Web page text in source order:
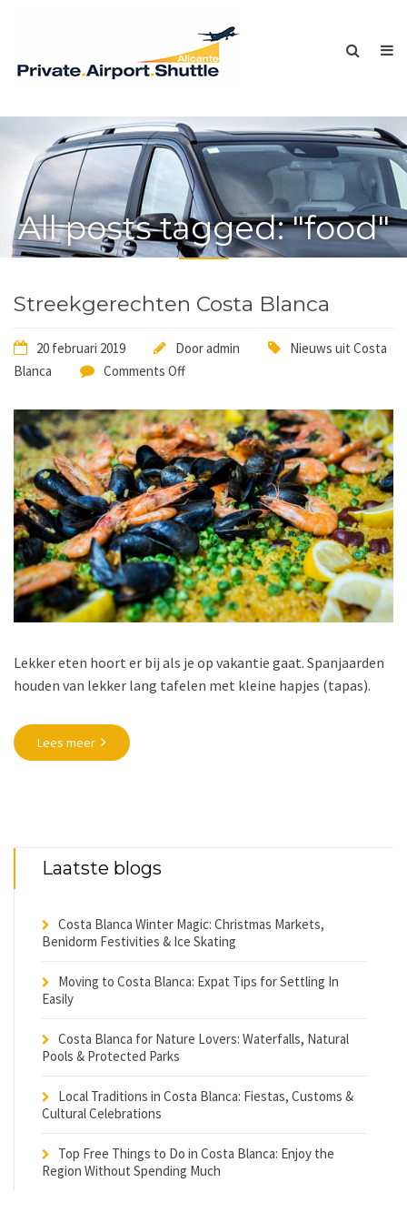
All posts tagged: "food"
Streekgerechten Costa Blanca
20 februari 2019 Dooradmin
Nieuws uit Costa
Blanca
Comments Off
Lekker eten hoort er bij als je op vakantie gaat. Spanjaarden
houden van lekker lang tafelen met kleine hapjes (tapas).
Lees meer
Laatste blogs
Costa Blanca Winter Magic: Christmas Markets,
Benidorm Festivities & Ice Skating
Moving to Costa Blanca: Expat Tips for Settling In
Easily
Costa Blanca for Nature Lovers: Waterfalls, Natural
Pools & Protected Parks
Local Traditions in Costa Blanca: Fiestas, Customs &
Cultural Celebrations
Top Free Things to Do in Costa Blanca: Enjoy the
Region Without Spending Much